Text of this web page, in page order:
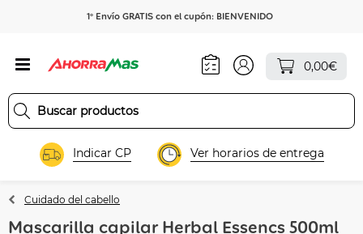
1º Envío GRATIS con el cupón: BIENVENIDO
0,00€
Indicar CP Ver horarios de entrega
Cuidado del cabello
Mascarilla capilar Herbal Essencs 500ml